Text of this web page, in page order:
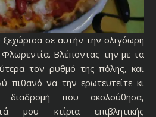
σε αυτήν την ολιγόωρη
Βλέποντας την με τα
τον ρυθμό της πόλης, και
πιθανό να την ερωτευτείτε κι
διαδρομή που ακολούθησα,
μου κτίρια επιβλητικής